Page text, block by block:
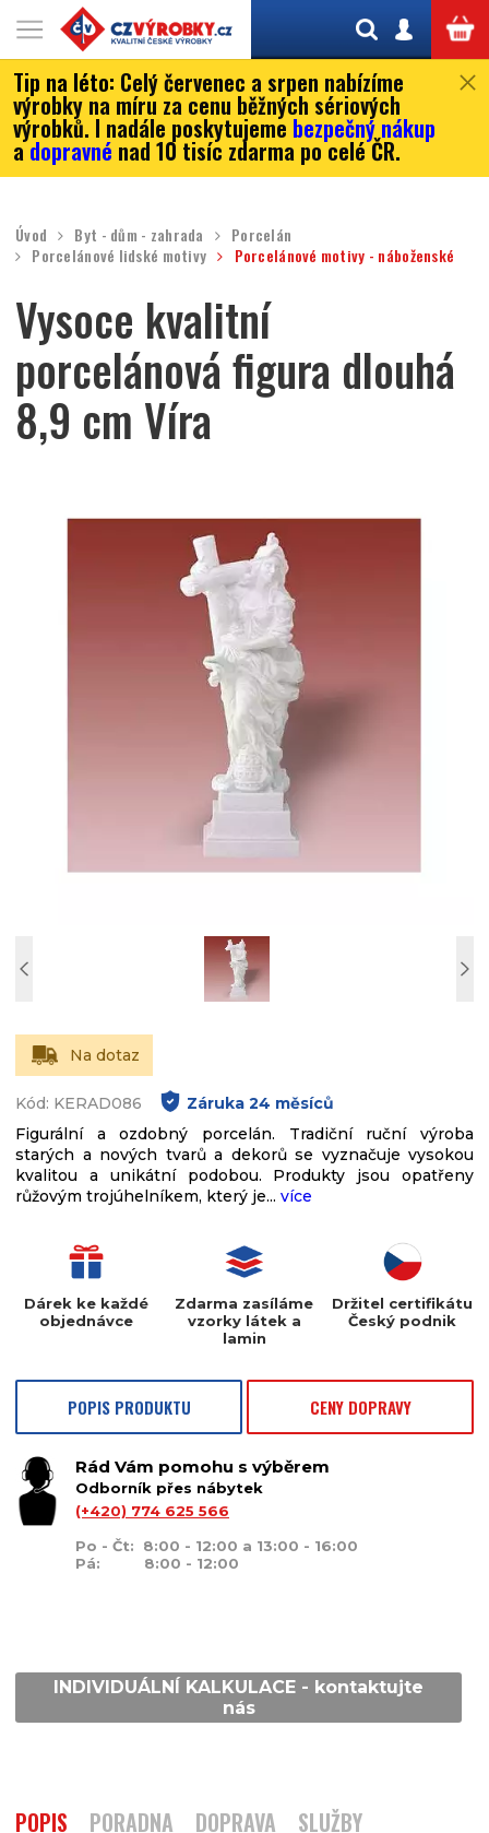
Tip na léto: Celý červenec a srpen nabízíme
výrobky na míru za cenu běžných sériových
výrobků. I nadále poskytujeme bezpečný nákup
adopravné nad 10 tisíc zdarma po celé ČR.
Úvod Byt - dům - zahrada
Porcelán
Porcelánové lidské motivy
Porcelánové motivy - náboženské
Vysoce kvalitní
porcelánová figura dlouhá
8,9 cm Víra
Na dotaz
Kód: KERAD086 Záruka 24 měsíců
Figurální a ozdobný porcelán. Tradiční ruční výroba
starých a nových tvarů a dekorů se vyznačuje vysokou
kvalitou a unikátní podobou. Produkty jsou opatřeny
růžovým trojúhelníkem, který je... více
Dárek ke každé
objednávce
Zdarma zasíláme
vzorky látek a
lamin
Držitel certifikátu
Český podnik
POPIS PRODUKTU CENY DOPRAVY
Rád Vám pomohu s výběrem
Odborník přes nábytek
(+420) 774 625 566
Po - Čt: 8:00 - 12:00 a 13:00 - 16:00
Pá: 8:00 - 12:00
INDIVIDUÁLNÍ KALKULACE - kontaktujte
nás
POPIS PORADNA DOPRAVA SLUŽBY